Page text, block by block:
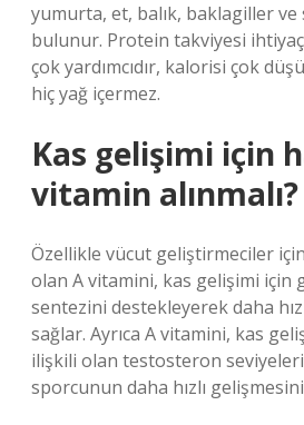
yumurta, et, balık, baklagiller
bulunur. Protein takviyesi
çok yardımcıdır, kalorisi çok
hiç yağ içermez.
Kas gelişimi için
vitamin alınmalı?
Özellikle vücut geliştirmeciler
olan A vitamini, kas gelişimi için
sentezini destekleyerek daha
sağlar. Ayrıca A vitamini, kas
ilişkili olan testosteron
sporcunun daha hızlı